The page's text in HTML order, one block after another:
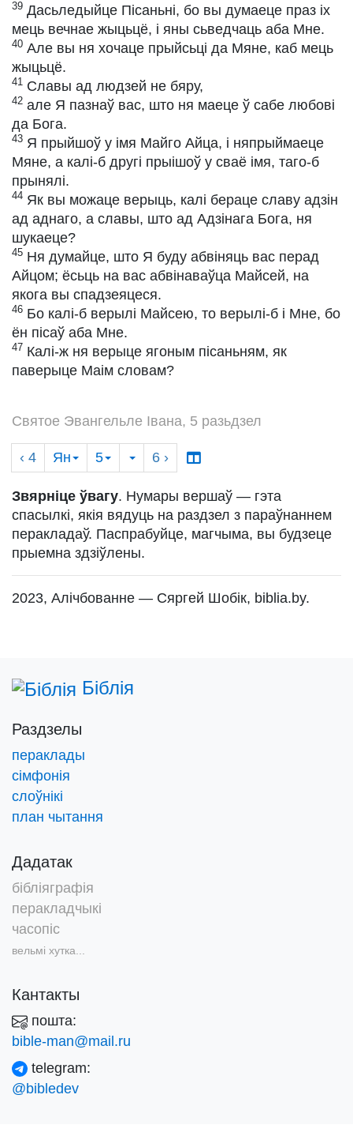
39 Дасьледыйце Пісаньні, бо вы думаеце праз іх
мець вечнае жыцьцё, і яны сьведчаць аба Мне.
40 Але вы ня хочаце прыйсьці да Мяне, каб мець
жыцьцё.
41 Славы ад людзей не бяру,
42 але Я пазнаў вас, што ня маеце ў сабе любові
да Бога.
43 Я прыйшоў у імя Майго Айца, і няпрыймаеце
Мяне, а калі-б другі прыішоў у сваё імя, таго-б
прынялі.
44 Як вы можаце верыць, калі бераце славу адзін
ад аднаго, а славы, што ад Адзінага Бога, ня
шукаеце?
45 Ня думайце, што Я буду абвіняць вас перад
Айцом; ёсьць на вас абвінаваўца Майсей, на
якога вы спадзеяцеся.
46 Бо калі-б верылі Майсею, то верылі-б і Мне, бо
ён пісаў аба Мне.
47 Калі-ж ня верыце ягоным пісаньням, як
паверыце Маім словам?
Святое Эвангельле Івана, 5 разьдзел
‹ 4 Ян 5 6 ›
Звярніце ўвагу. Нумары вершаў — гэта
спасылкі, якія вядуць на раздзел з параўнаннем
перакладаў. Паспрабуйце, магчыма, вы будзеце
прыемна здзіўлены.
2023, Алічбованне — Сяргей Шобік, biblia.by.
Біблія
Раздзелы
пераклады
сімфонія
слоўнікі
план чытання
Дадатак
бібліяграфія
перакладчыкі
часопіс
вельмі хутка...
Кантакты
пошта:
bible-man@mail.ru
telegram:
@bibledev